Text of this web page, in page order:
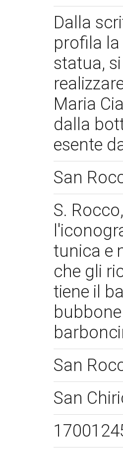
Dalla
profila
statua,
Maria
dalla
esente
San
S.
tunica e
che gli
tiene il
San
San